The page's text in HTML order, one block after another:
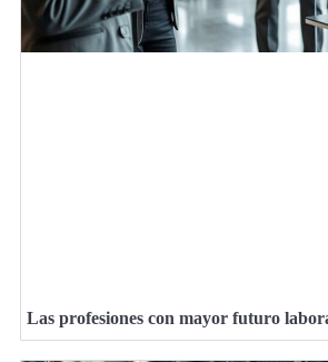
Las profesiones con mayor futuro